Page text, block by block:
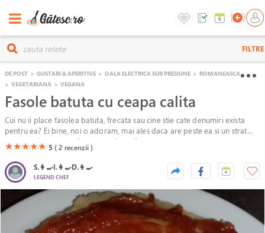
FILTRE
DE POST > GUSTARI & APERITIVE > OALA ELECTRICA SUB PRESIUNE > ROMANEASCA
> VEGETARIANA > VEGANA
Fasole batuta cu ceapa calita
Cui nu ii place fasolea batuta, frecata sau cine stie cate denumiri exista
pentru ea? Ei bine, noi o adoram, mai ales daca are peste ea si un strat
generos de ceapa calita cu sos de rosii.
(*)
★(*)
★(*)
★(*)
★(*)
★ 5 ( 2 recenzii )
S.👩‍🍳I.👩‍🍳D.👩‍🍳
LEGEND CHEF